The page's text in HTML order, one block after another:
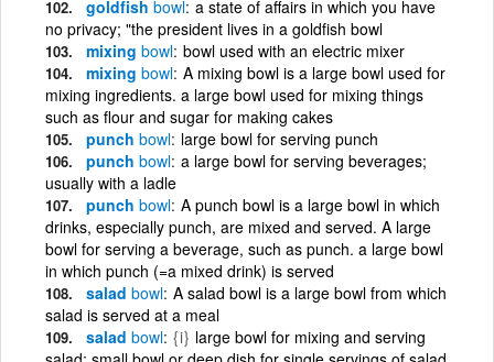
goldfish bowl a state of affairs in which you have
no privacy; "the president lives in a goldfish bowl
mixing bowl bowl used with an electric mixer
mixing bowl A mixing bowl is a large bowl used for
mixing ingredients. a large bowl used for mixing things
such as flour and sugar for making cakes
punch bowl large bowl for serving punch
punch bowl a large bowl for serving beverages;
usually with a ladle
punch bowl A punch bowl is a large bowl in which
drinks, especially punch, are mixed and served. A large
bowl for serving a beverage, such as punch. a large bowl
in which punch (=a mixed drink) is served
salad bowl A salad bowl is a large bowl from which
salad is served at a meal
salad bowl {i} large bowl for mixing and serving